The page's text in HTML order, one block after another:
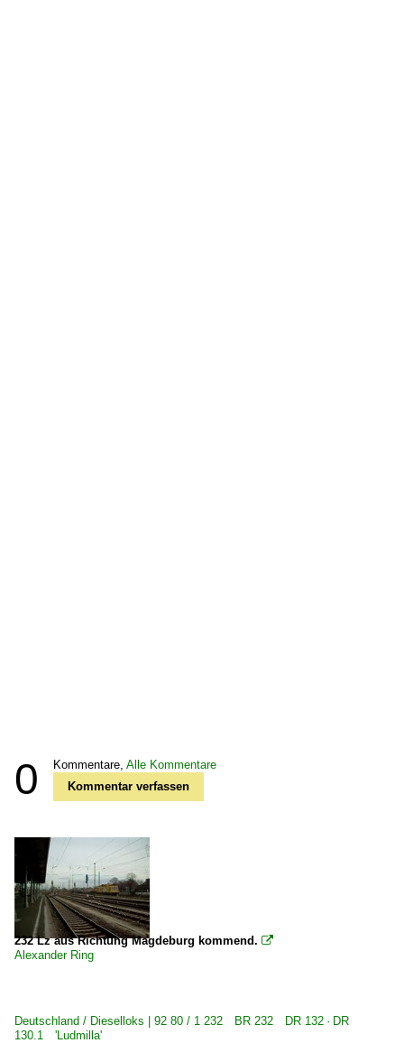
0 Kommentare, Alle Kommentare
Kommentar verfassen
232 Lz aus Richtung Magdeburg kommend. 
Alexander Ring
Deutschland / Dieselloks | 92 80 / 1 232 BR 232 DR 132 · DR
130.1 'Ludmilla'